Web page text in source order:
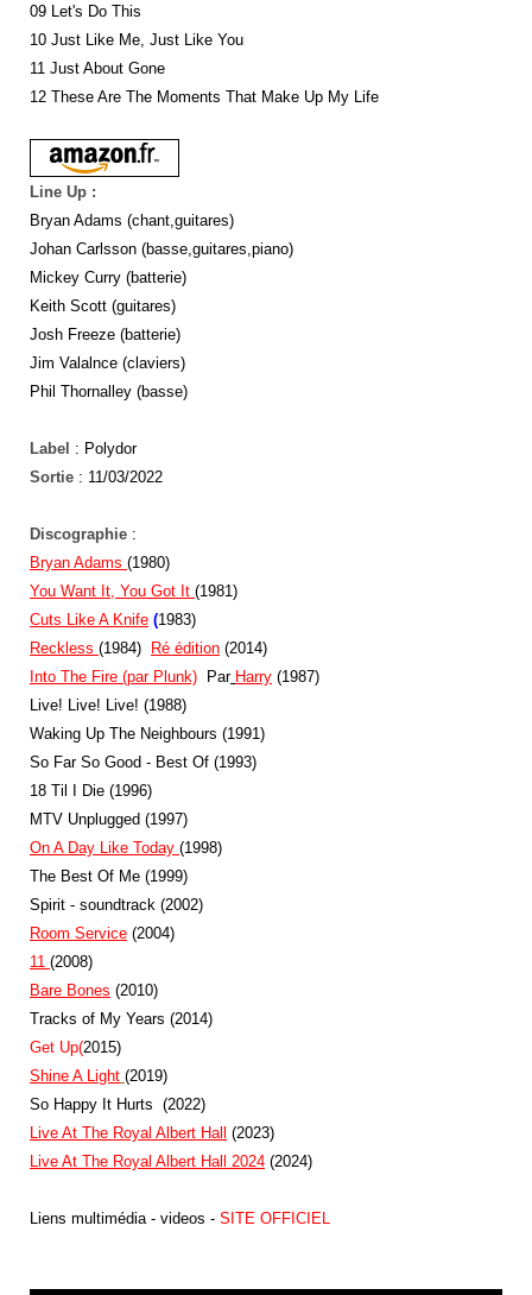
09 Let's Do This
10 Just Like Me, Just Like You
11 Just About Gone
12 These Are The Moments That Make Up My Life
Line Up :
Bryan Adams (chant,guitares)
Johan Carlsson (basse,guitares,piano)
Mickey Curry (batterie)
Keith Scott (guitares)
Josh Freeze (batterie)
Jim Valalnce (claviers)
Phil Thornalley (basse)
Label : Polydor
Sortie : 11/03/2022
Discographie :
Bryan Adams (1980)
You Want It, You Got It (1981)
Cuts Like A Knife (1983)
Reckless (1984) Ré édition (2014)
Into The Fire (par Plunk) Par Harry (1987)
Live! Live! Live! (1988)
Waking Up The Neighbours (1991)
So Far So Good - Best Of (1993)
18 Til I Die (1996)
MTV Unplugged (1997)
On A Day Like Today (1998)
The Best Of Me (1999)
Spirit - soundtrack (2002)
Room Service (2004)
11 (2008)
Bare Bones (2010)
Tracks of My Years (2014)
Get Up(2015)
Shine A Light (2019)
So Happy It Hurts (2022)
Live At The Royal Albert Hall
(2023)
Live At The Royal Albert Hall 2024 (2024)
Liens multimédia - videos - SITE OFFICIEL